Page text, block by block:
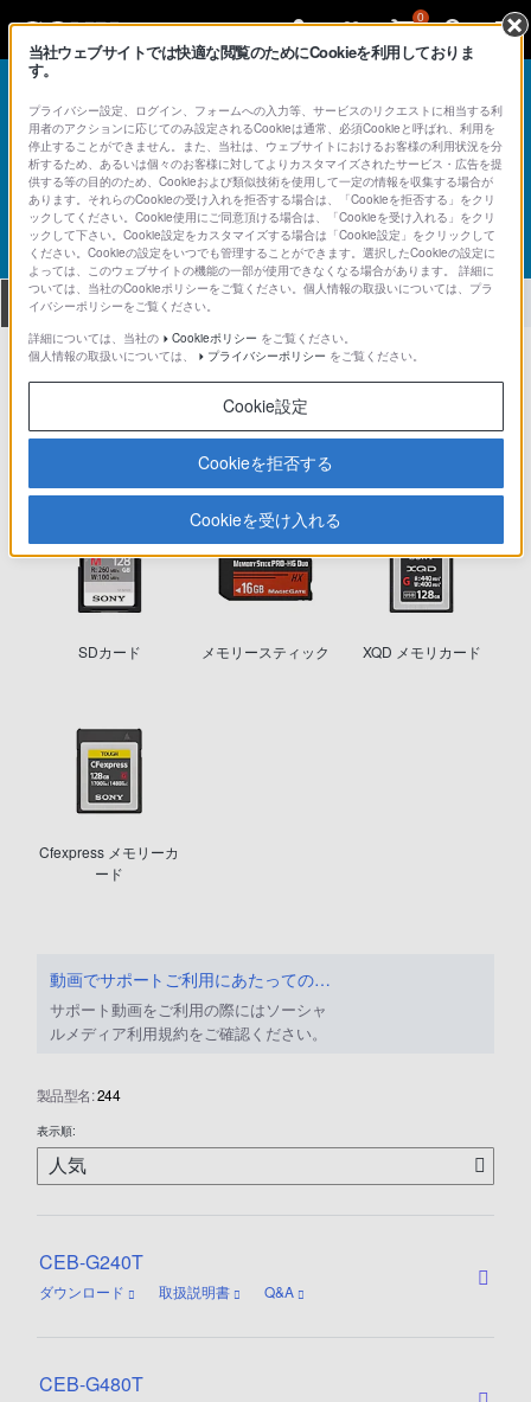
0
メモリーカード
製品型名を調べる方法
全て ダウンロード 取扱説明書 Q&A
製品に関する重要なお知らせ
お知らせ
SDカード メモリースティック XQD メモリカード
Cfexpress メモリーカ
ード
動画でサポートご利用にあたってのお願い
サポート動画をご利用の際にはソーシャ
ルメディア利用規約をご確認ください。
製品型名:244
表示順:
CEB-G240T
ダウンロード 取扱説明書 Q&A
CEB-G480T
当社ウェブサイトでは快適な閲覧のためにCookieを利用しておりま
す。
プライバシー設定、ログイン、フォームへの入力等、サービスのリクエストに相当する利
用者のアクションに応じてのみ設定されるCookieは通常、必須Cookieと呼ばれ、利用を
停止することができません。また、当社は、ウェブサイトにおけるお客様の利用状況を分
析するため、あるいは個々のお客様に対してよりカスタマイズされたサービス・広告を提
供する等の目的のため、Cookieおよび類似技術を使用して一定の情報を収集する場合が
あります。それらのCookieの受け入れを拒否する場合は、「Cookieを拒否する」をクリ
ックしてください。Cookie使用にご同意頂ける場合は、「Cookieを受け入れる」をクリ
ックして下さい。Cookie設定をカスタマイズする場合は「Cookie設定」をクリックして
ください。Cookieの設定をいつでも管理することができます。選択したCookieの設定に
よっては、このウェブサイトの機能の一部が使用できなくなる場合があります。 詳細に
ついては、当社のCookieポリシーをご覧ください。個人情報の取扱いについては、プラ
イバシーポリシーをご覧ください。
詳細については、当社の
Cookieポリシー をご覧ください。
個人情報の取扱いについては、
プライバシーポリシー をご覧ください。
Cookie設定
Cookieを拒否する
Cookieを受け入れる